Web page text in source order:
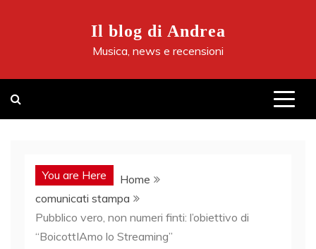
Il blog di Andrea
Musica, news e recensioni
You are Here
Home
comunicati stampa
Pubblico vero, non numeri finti: l’obiettivo di
“BoicottIAmo lo Streaming”